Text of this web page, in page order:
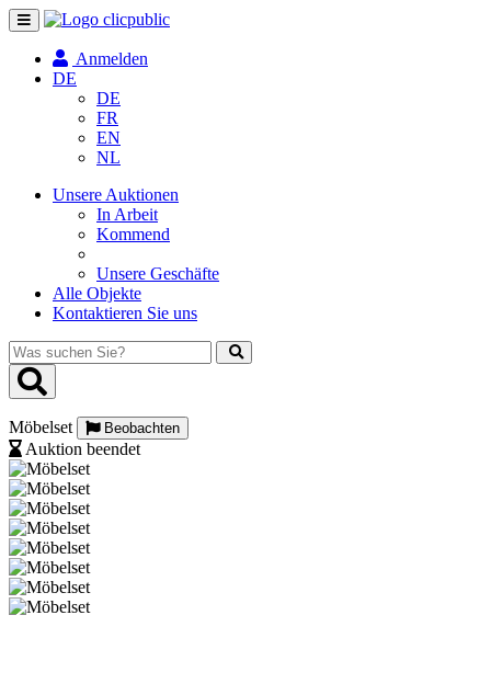
Navigation
umschalten
Anmelden
DE
DE
FR
EN
NL
Unsere Auktionen
In Arbeit
Kommend
Unsere Geschäfte
Alle Objekte
Kontaktieren Sie uns
Was
suchen
Sie?
Möbelset Beobachten
Auktion beendet